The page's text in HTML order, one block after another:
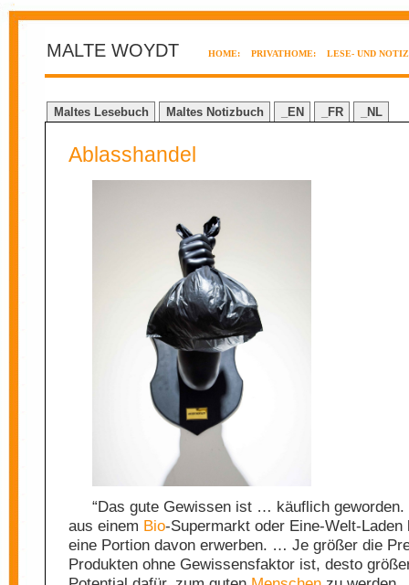
MALTE WOYDT HOME: PRIVATHOME: LESE- UND
Maltes Lesebuch Maltes Notizbuch _EN _FR _NL
Ablasshandel
“Das gute Gewissen ist … käuflich geworden.
aus einem Bio-Supermarkt oder Eine-Welt-
eine Portion davon erwerben. … Je größer die
Produkten ohne Gewissensfaktor ist, desto